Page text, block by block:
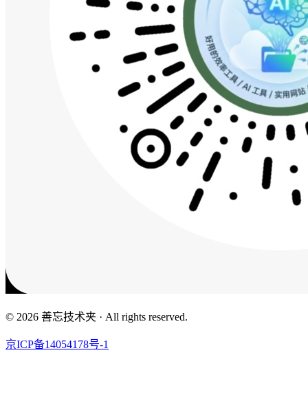
© 2026 善忘技术夹 · All rights reserved.
京ICP备14054178号-1